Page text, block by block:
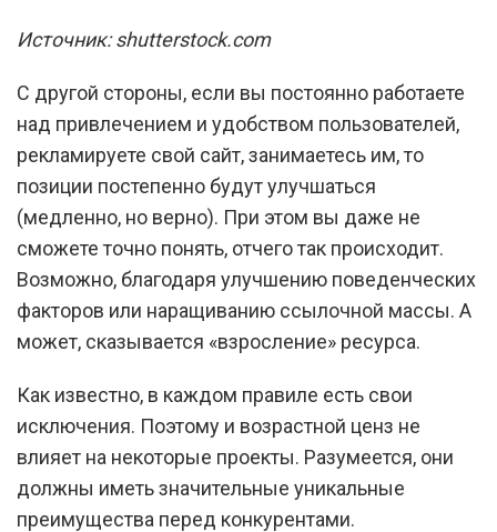
Источник: shutterstock.com
С другой стороны, если вы постоянно работаете
над привлечением и удобством пользователей,
рекламируете свой сайт, занимаетесь им, то
позиции постепенно будут улучшаться
(медленно, но верно). При этом вы даже не
сможете точно понять, отчего так происходит.
Возможно, благодаря улучшению поведенческих
факторов или наращиванию ссылочной массы. А
может, сказывается «взросление» ресурса.
Как известно, в каждом правиле есть свои
исключения. Поэтому и возрастной ценз не
влияет на некоторые проекты. Разумеется, они
должны иметь значительные уникальные
преимущества перед конкурентами.